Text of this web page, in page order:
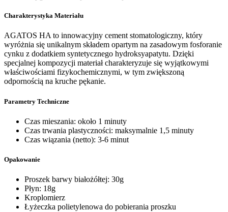
Charakterystyka Materiału
AGATOS HA to innowacyjny cement stomatologiczny, który
wyróżnia się unikalnym składem opartym na zasadowym fosforanie
cynku z dodatkiem syntetycznego hydroksyapatytu. Dzięki
specjalnej kompozycji materiał charakteryzuje się wyjątkowymi
właściwościami fizykochemicznymi, w tym zwiększoną
odpornością na kruche pękanie.
Parametry Techniczne
Czas mieszania: około 1 minuty
Czas trwania plastyczności: maksymalnie 1,5 minuty
Czas wiązania (netto): 3-6 minut
Opakowanie
Proszek barwy białożółtej: 30g
Płyn: 18g
Kroplomierz
Łyżeczka polietylenowa do pobierania proszku